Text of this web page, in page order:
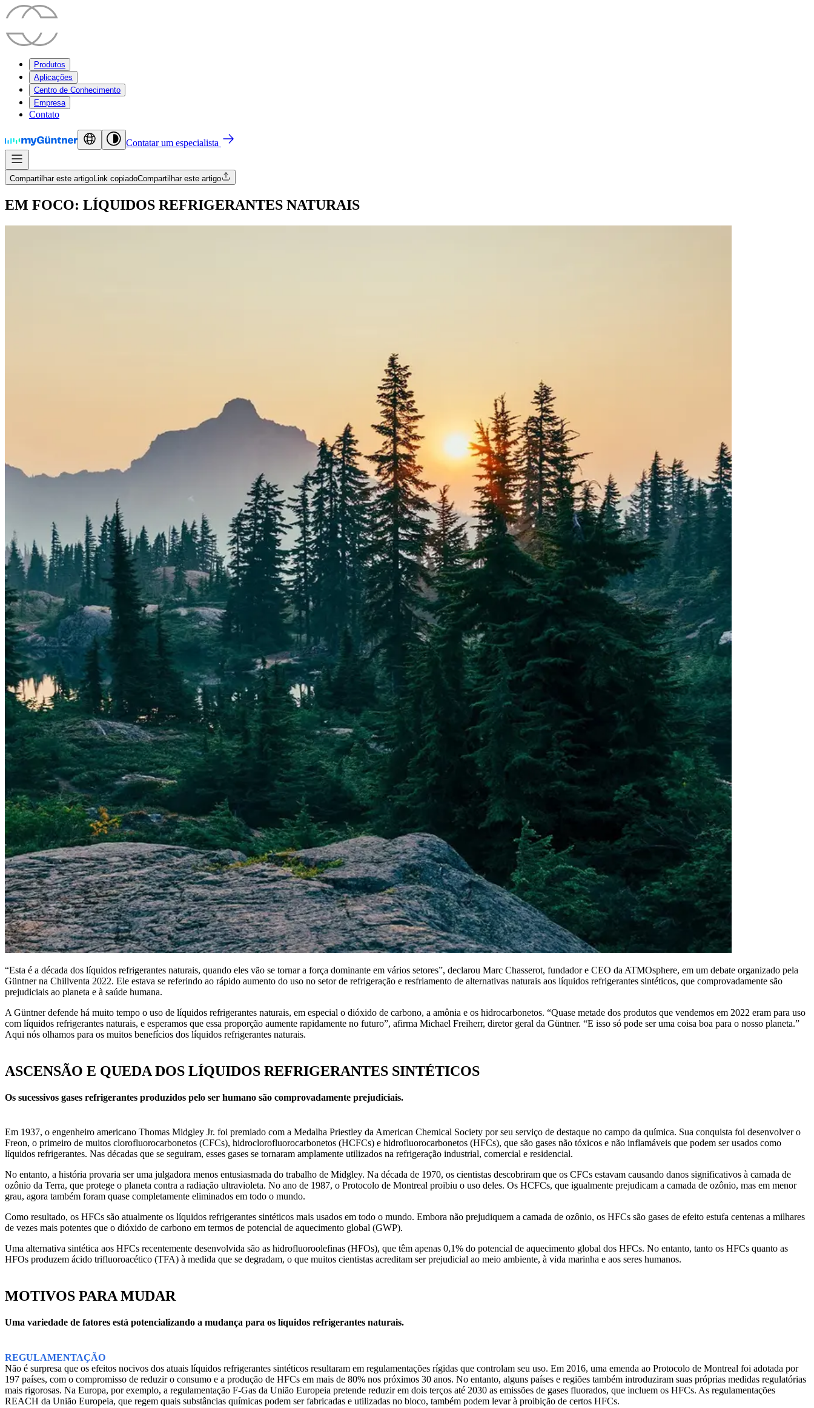
Produtos
Aplicações
Centro de Conhecimento
Empresa
Contato
Contatar um especialista
Compartilhar este artigoLink copiadoCompartilhar este artigo
EM FOCO: LÍQUIDOS REFRIGERANTES NATURAIS
“Esta é a década dos líquidos refrigerantes naturais, quando eles vão se tornar a força dominante em vários setores”, declarou Marc Chasserot, fundador e CEO da ATMOsphere, em um debate organizado pela
Güntner na Chillventa 2022. Ele estava se referindo ao rápido aumento do uso no setor de refrigeração e resfriamento de alternativas naturais aos líquidos refrigerantes sintéticos, que comprovadamente são
prejudiciais ao planeta e à saúde humana.
A Güntner defende há muito tempo o uso de líquidos refrigerantes naturais, em especial o dióxido de carbono, a amônia e os hidrocarbonetos. “Quase metade dos produtos que vendemos em 2022 eram para uso
com líquidos refrigerantes naturais, e esperamos que essa proporção aumente rapidamente no futuro”, afirma Michael Freiherr, diretor geral da Güntner. “E isso só pode ser uma coisa boa para o nosso planeta.”
Aqui nós olhamos para os muitos benefícios dos líquidos refrigerantes naturais.
ASCENSÃO E QUEDA DOS LÍQUIDOS REFRIGERANTES SINTÉTICOS
Os sucessivos gases refrigerantes produzidos pelo ser humano são comprovadamente prejudiciais.
Em 1937, o engenheiro americano Thomas Midgley Jr. foi premiado com a Medalha Priestley da American Chemical Society por seu serviço de destaque no campo da química. Sua conquista foi desenvolver o
Freon, o primeiro de muitos clorofluorocarbonetos (CFCs), hidroclorofluorocarbonetos (HCFCs) e hidrofluorocarbonetos (HFCs), que são gases não tóxicos e não inflamáveis que podem ser usados como
líquidos refrigerantes. Nas décadas que se seguiram, esses gases se tornaram amplamente utilizados na refrigeração industrial, comercial e residencial.
No entanto, a história provaria ser uma julgadora menos entusiasmada do trabalho de Midgley. Na década de 1970, os cientistas descobriram que os CFCs estavam causando danos significativos à camada de
ozônio da Terra, que protege o planeta contra a radiação ultravioleta. No ano de 1987, o Protocolo de Montreal proibiu o uso deles. Os HCFCs, que igualmente prejudicam a camada de ozônio, mas em menor
grau, agora também foram quase completamente eliminados em todo o mundo.
Como resultado, os HFCs são atualmente os líquidos refrigerantes sintéticos mais usados em todo o mundo. Embora não prejudiquem a camada de ozônio, os HFCs são gases de efeito estufa centenas a milhares
de vezes mais potentes que o dióxido de carbono em termos de potencial de aquecimento global (GWP).
Uma alternativa sintética aos HFCs recentemente desenvolvida são as hidrofluoroolefinas (HFOs), que têm apenas 0,1% do potencial de aquecimento global dos HFCs. No entanto, tanto os HFCs quanto as
HFOs produzem ácido trifluoroacético (TFA) à medida que se degradam, o que muitos cientistas acreditam ser prejudicial ao meio ambiente, à vida marinha e aos seres humanos.
MOTIVOS PARA MUDAR
Uma variedade de fatores está potencializando a mudança para os líquidos refrigerantes naturais.
REGULAMENTAÇÃO
Não é surpresa que os efeitos nocivos dos atuais líquidos refrigerantes sintéticos resultaram em regulamentações rígidas que controlam seu uso. Em 2016, uma emenda ao Protocolo de Montreal foi adotada por
197 países, com o compromisso de reduzir o consumo e a produção de HFCs em mais de 80% nos próximos 30 anos. No entanto, alguns países e regiões também introduziram suas próprias medidas regulatórias
mais rigorosas. Na Europa, por exemplo, a regulamentação F-Gas da União Europeia pretende reduzir em dois terços até 2030 as emissões de gases fluorados, que incluem os HFCs. As regulamentações
REACH da União Europeia, que regem quais substâncias químicas podem ser fabricadas e utilizadas no bloco, também podem levar à proibição de certos HFCs.